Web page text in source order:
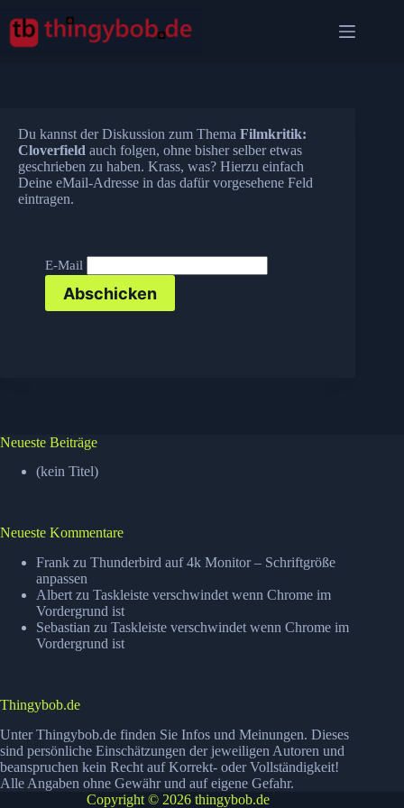
Inhalt
springen
Du kannst der Diskussion zum Thema Filmkritik:
Cloverfield auch folgen, ohne bisher selber etwas
geschrieben zu haben. Krass, was? Hierzu einfach
Deine eMail-Adresse in das dafür vorgesehene Feld
eintragen.
E-Mail
Neueste Beiträge
(kein Titel)
Neueste Kommentare
Frank zu Thunderbird auf 4k Monitor – Schriftgröße
anpassen
Albert zu Taskleiste verschwindet wenn Chrome im
Vordergrund ist
Sebastian zu Taskleiste verschwindet wenn Chrome im
Vordergrund ist
Thingybob.de
Unter Thingybob.de finden Sie Infos und Meinungen. Dieses
sind persönliche Einschätzungen der jeweiligen Autoren und
beanspruchen kein Recht auf Korrekt- oder Vollständigkeit!
Alle Angaben ohne Gewähr und auf eigene Gefahr.
Copyright © 2026 thingybob.de